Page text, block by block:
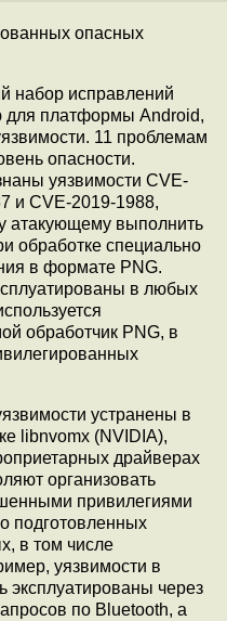
опасных
набор исправлений
для платформы Android,
11 проблемам
опасности.
уязвимости CVE-
и CVE-2019-1988,
атакующему выполнить
обработке специально
в формате PNG.
в любых
обработчик PNG, в
устранены в
libnvomx (NVIDIA),
драйверах
организовать
привилегиями
подготовленных
в том числе
уязвимости в
эксплуатированы через
по Bluetooth, а